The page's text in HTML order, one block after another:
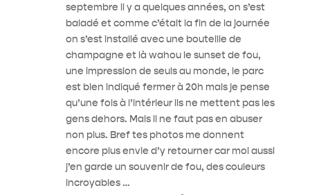
septembre il y a quelques années, on s’est
baladé et comme c’était la fin de la journée
on s’est installé avec une bouteille de
champagne et là wahou le sunset de fou,
une impression de seuls au monde, le parc
est bien indiqué fermer à 20h mais je pense
qu’une fois à l’intérieur ils ne mettent pas les
gens dehors. Mais il ne faut pas en abuser
non plus. Bref tes photos me donnent
encore plus envie d’y retourner car moi aussi
j’en garde un souvenir de fou, des couleurs
incroyables …